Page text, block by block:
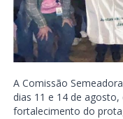
A Comissão
dias 11 e 14 de
fortalecimento do